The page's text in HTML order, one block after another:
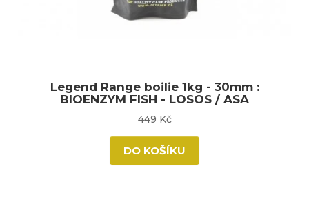
Legend Range boilie 1kg - 30mm :
BIOENZYM FISH - LOSOS / ASA
449 Kč
DO KOŠÍKU